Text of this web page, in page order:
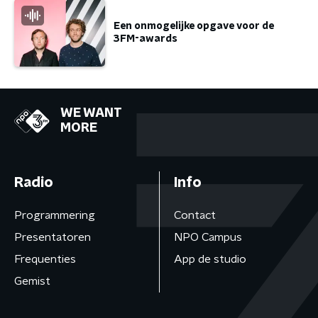
Een onmogelijke opgave voor de
3FM-awards
WE WANT
MORE
Radio
Programmering
Presentatoren
Frequenties
Gemist
Info
Contact
NPO Campus
App de studio